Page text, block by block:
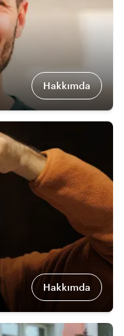
Hakkımda
Hakkımda